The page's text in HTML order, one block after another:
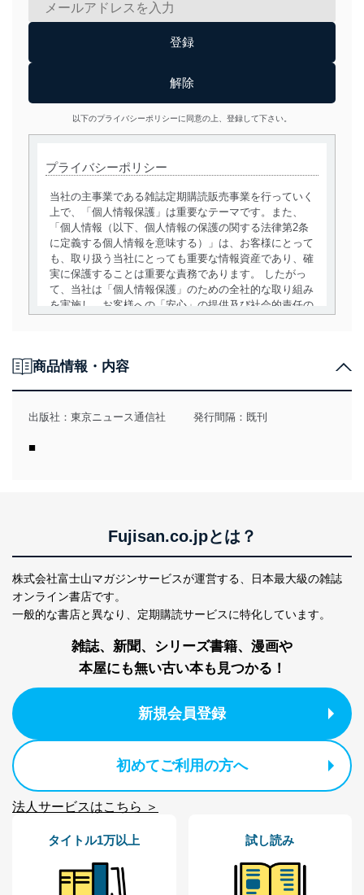
以下のプライバシーポリシーに同意の上、登録して下さい。
プライバシーポリシー
当社の主事業である雑誌定期購読販売事業を行っていく
上で、「個人情報保護」は重要なテーマです。また、
「個人情報（以下、個人情報の保護の関する法律第2条
に定義する個人情報を意味する）」は、お客様にとって
も、取り扱う当社にとっても重要な情報資産であり、確
実に保護することは重要な責務であります。 したがっ
て、当社は「個人情報保護」のための全社的な取り組み
を実施し、お客様への「安心」の提供及び社会的責任の
用目的を明確にし、本人の同意を得たうえで利用目的の
達成に必要な範囲内で適法かつ公正な手段によって取
得・利用・提供を行います。また、当社が保有している
当社は、個人情報に関連する法令、国が定める指針及び
その他の規範を遵守します。また、当社の管理の仕組み
に、これらの法令及びその他の規範を常に適合させま
す。
個人情報の安全管理措置
当社は、個人情報の正確性及び安全性を確保するため
機器を取り扱う従業者を明確化し、 個人データへ
アクセス者の識別と認証
ーザーアカウント制御）により、個人情報データ
ベース等を取り扱う情報システムを使用する従業
者を識別・認証しています。
商品情報・内容
出版社： 東京ニュース通信社 発行間隔：既刊
■
Fujisan.co.jpとは？
株式会社富士山マガジンサービスが運営する、
日本最大級の雑誌
オンライン書店です。
一般的な書店と異なり、 定期購読サービスに特化しています。
雑誌、新聞、シリーズ書籍、漫画や
本屋にも無い古い本も見つかる！
新規会員登録
初めてご利用の方へ
法人サービスはこちら ＞
タイトル1万以上 試し読み